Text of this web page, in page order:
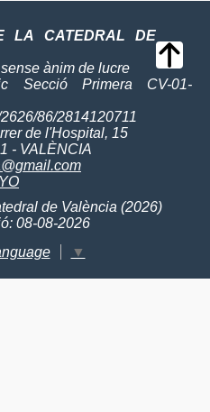
LA CATEDRAL DE
ànim de lucre
Secció Primera CV-01-
86/2814120711
de l'Hospital, 15
- VALÈNCIA
de València (2026)
08-08-2026
▼